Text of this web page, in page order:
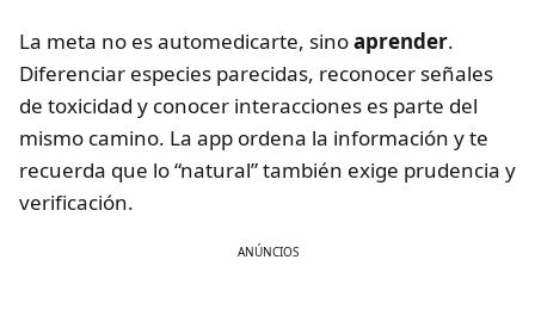
La meta no es automedicarte, sinoaprender.
Diferenciar especies parecidas, reconocer señales
de toxicidad y conocer interacciones es parte del
mismo camino. La app ordena la información y te
recuerda que lo “natural” también exige prudencia y
verificación.
ANÚNCIOS